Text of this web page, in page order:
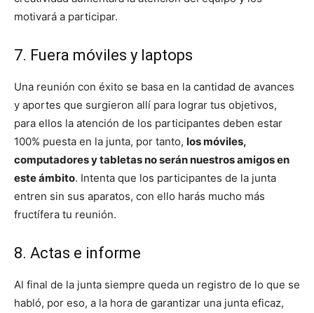
motivará a participar.
7. Fuera móviles y laptops
Una reunión con éxito se basa en la cantidad de avances
y aportes que surgieron allí para lograr tus objetivos,
para ellos la atención de los participantes deben estar
100% puesta en la junta, por tanto, los móviles,
computadores y tabletas no serán nuestros amigos en
este ámbito. Intenta que los participantes de la junta
entren sin sus aparatos, con ello harás mucho más
fructífera tu reunión.
8. Actas e informe
Al final de la junta siempre queda un registro de lo que se
habló, por eso, a la hora de garantizar una junta eficaz,